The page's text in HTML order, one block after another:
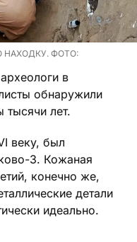
ФОТО:
в
обнаружили
тысячи лет.
веку, был
3. Кожаная
конечно же,
детали
идеально.